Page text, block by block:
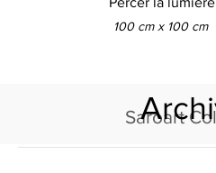
100 cm x 100 cm
Saroart